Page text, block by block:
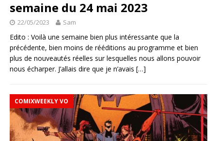
semaine du 24 mai 2023
22/05/2023 Sam
Edito : Voilà une semaine bien plus intéressante que la
précédente, bien moins de rééditions au programme et bien
plus de nouveautés réelles sur lesquelles nous allons pouvoir
nous écharper. J’allais dire que je n’avais […]
COMIXWEEKLY VO